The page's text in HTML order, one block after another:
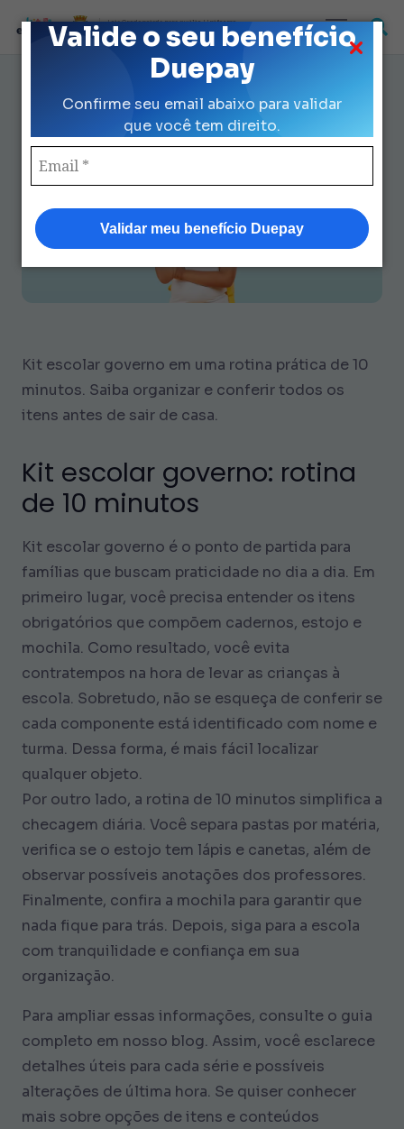
Valide o seu benefício
Duepay
Confirme seu email abaixo para validar
que você tem direito.
Validar meu benefício Duepay
Loja Credenciada para auxilio Uniforme
e Kit Escolar da Prefeitura de São Paulo
Kit Escolar Governo em 10
Minutos: Rotina Rápida para
Pais
Kit escolar governo em uma rotina prática de 10
minutos. Saiba organizar e conferir todos os
itens antes de sair de casa.
Kit escolar governo: rotina
de 10 minutos
Kit escolar governo é o ponto de partida para
famílias que buscam praticidade no dia a dia. Em
primeiro lugar, você precisa entender os itens
obrigatórios que compõem cadernos, estojo e
mochila. Como resultado, você evita
contratempos na hora de levar as crianças à
escola. Sobretudo, não se esqueça de conferir se
cada componente está identificado com nome e
turma. Dessa forma, é mais fácil localizar
qualquer objeto.
Por outro lado, a rotina de 10 minutos simplifica a
checagem diária. Você separa pastas por matéria,
verifica se o estojo tem lápis e canetas, além de
observar possíveis anotações dos professores.
Finalmente, confira a mochila para garantir que
nada fique para trás. Depois, siga para a escola
com tranquilidade e confiança em sua
organização.
Para ampliar essas informações, consulte o guia
completo em nosso blog. Assim, você esclarece
detalhes úteis para cada série e possíveis
alterações de última hora. Se quiser conhecer
mais sobre opções de itens e conteúdos